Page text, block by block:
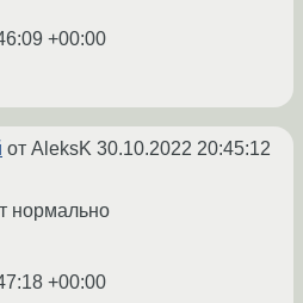
+00:00
от AleksK 30.10.2022 20:45:12
нормально
+00:00